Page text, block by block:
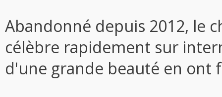
Abandonné depuis 2012, le
célèbre rapidement sur
d'une grande beauté en